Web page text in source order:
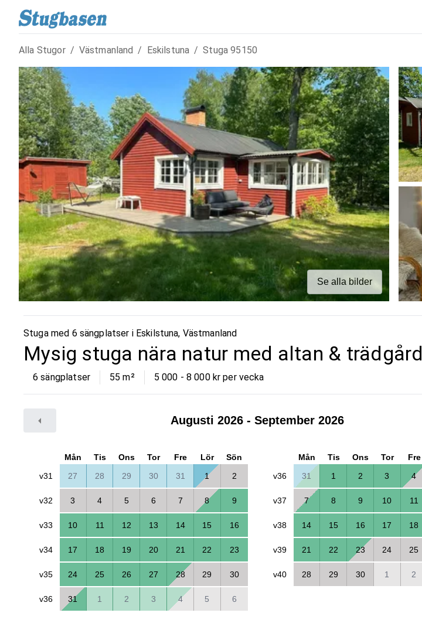
Alla Stugor / Västmanland / Eskilstuna / Stuga95150
Se alla bilder
Stuga med 6 sängplatser i Eskilstuna, Västmanland
Mysig stuga nära natur med altan & trädgård
6 sängplatser 55 m² 5 000 - 8 000 kr per vecka
Augusti 2026- September 2026
Mån Tis Ons Tor Fre Lör
Sön
v31
27 28 29 30 31 1 2
v32 3 4 5 6 7 8 9
v33 10 11 12 13 14 15 16
v34 17 18 19 20 21 22 23
v35 24 25 26 27 28 29 30
v36 31 1 2 3 4 5 6
Mån Tis Ons Tor Fre
v36
31 1 2 3 4
v37 7 8 9 10 11
v38 14 15 16 17 18
v39 21 22 23 24 25
v40 28 29 30 1 2